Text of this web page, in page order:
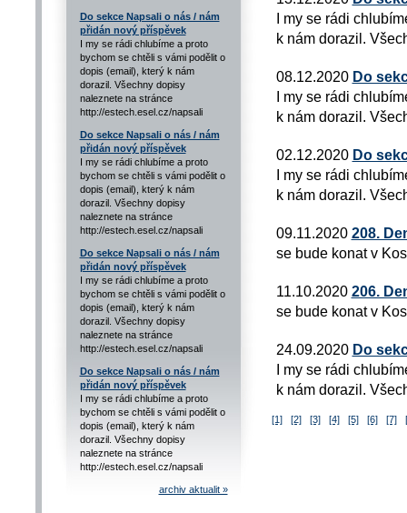
Do sekce Napsali o nás / nám
přidán nový příspěvek
I my se rádi chlubíme a proto
bychom se chtěli s vámi podělit o
dopis (email), který k nám
dorazil. Všechny dopisy
naleznete na stránce
http://estech.esel.cz/napsali
Do sekce Napsali o nás / nám
přidán nový příspěvek
I my se rádi chlubíme a proto
bychom se chtěli s vámi podělit o
dopis (email), který k nám
dorazil. Všechny dopisy
naleznete na stránce
http://estech.esel.cz/napsali
Do sekce Napsali o nás / nám
přidán nový příspěvek
I my se rádi chlubíme a proto
bychom se chtěli s vámi podělit o
dopis (email), který k nám
dorazil. Všechny dopisy
naleznete na stránce
http://estech.esel.cz/napsali
Do sekce Napsali o nás / nám
přidán nový příspěvek
I my se rádi chlubíme a proto
bychom se chtěli s vámi podělit o
dopis (email), který k nám
dorazil. Všechny dopisy
naleznete na stránce
http://estech.esel.cz/napsali
archiv aktualit »
I my se rádi
k nám dorazil.
08.12.2020 Do
I my se rádi
k nám dorazil.
02.12.2020 Do
I my se rádi
k nám dorazil.
09.11.2020 208.
se bude konat v
11.10.2020 206.
se bude konat v
24.09.2020 Do
I my se rádi
k nám dorazil.
[1] [2] [3] [4] [5] [6] [7]